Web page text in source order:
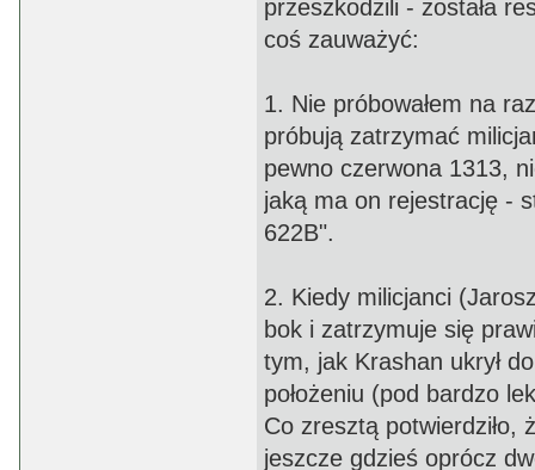
przeszkodzili - została
coś zauważyć:
1. Nie próbowałem na
próbują zatrzymać
pewno czerwona 1313,
jaką ma on rejestrację -
622B".
2. Kiedy milicjanci
bok i zatrzymuje się
tym, jak Krashan ukrył
położeniu (pod bardzo
Co zresztą potwierdziło,
jeszcze gdzieś oprócz